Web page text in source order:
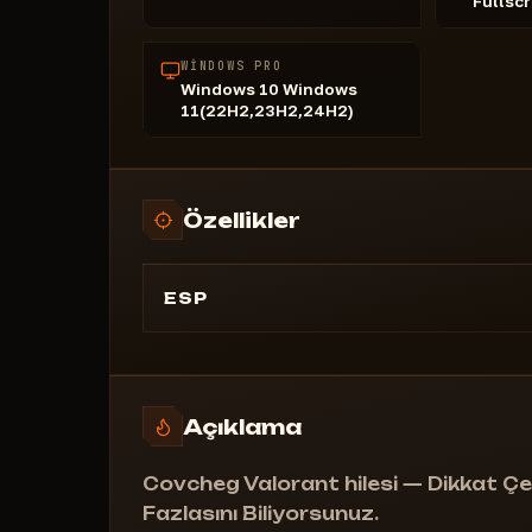
WINDOWS PRO
Windows 10 Windows
11(22H2,23H2,24H2)
Özellikler
ESP
Kalkan Çubuğu - Düşmanın kalkan çubuğunu
gösterir
Açıklama
Covcheg Valorant hilesi — Dikkat
Fazlasını Biliyorsunuz.